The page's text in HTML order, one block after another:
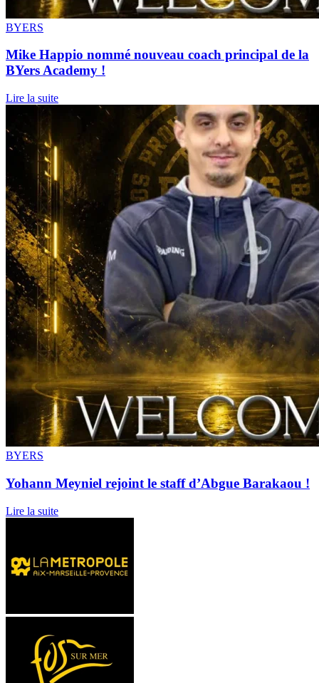
BYERS
Mike Happio nommé nouveau coach principal de la
BYers Academy !
Lire la suite
BYERS
Yohann Meyniel rejoint le staff d’Abgue Barakaou !
Lire la suite